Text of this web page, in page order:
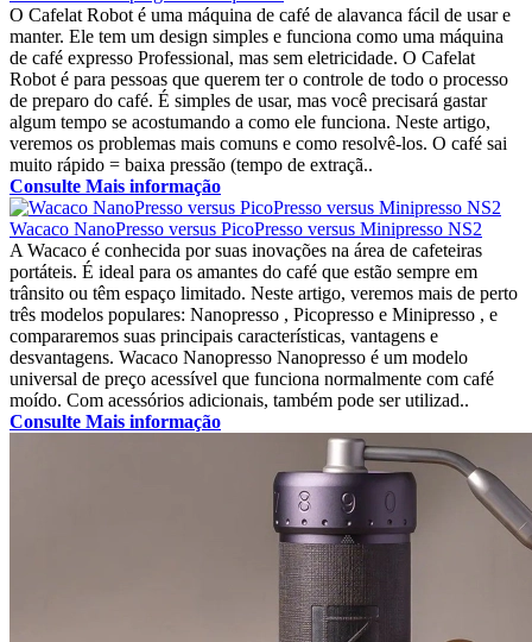
O Cafelat Robot é uma máquina de café de alavanca fácil de usar e
manter. Ele tem um design simples e funciona como uma máquina
de café expresso Professional, mas sem eletricidade. O Cafelat
Robot é para pessoas que querem ter o controle de todo o processo
de preparo do café. É simples de usar, mas você precisará gastar
algum tempo se acostumando a como ele funciona. Neste artigo,
veremos os problemas mais comuns e como resolvê-los. O café sai
muito rápido = baixa pressão (tempo de extraçã..
Consulte Mais informação
Wacaco NanoPresso versus PicoPresso versus Minipresso NS2
A Wacaco é conhecida por suas inovações na área de cafeteiras
portáteis. É ideal para os amantes do café que estão sempre em
trânsito ou têm espaço limitado. Neste artigo, veremos mais de perto
três modelos populares: Nanopresso , Picopresso e Minipresso , e
compararemos suas principais características, vantagens e
desvantagens. Wacaco Nanopresso Nanopresso é um modelo
universal de preço acessível que funciona normalmente com café
moído. Com acessórios adicionais, também pode ser utilizad..
Consulte Mais informação